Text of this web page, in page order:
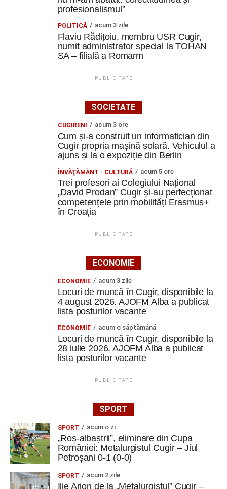
profesionalismul”
POLITICĂ acum 3 zile
Flaviu Rădițoiu, membru USR Cugir,
numit administrator special la TOHAN
SA – filială a Romarm
PUBLICITATE
SOCIETATE
CUGIRENI acum 3 ore
Cum și-a construit un informatician din
Cugir propria mașină solară. Vehiculul a
ajuns și la o expoziție din Berlin
ÎNVĂŢĂMÂNT - CULTURĂ acum 5 ore
Trei profesori ai Colegiului Național
„David Prodan” Cugir și-au perfecționat
competențele prin mobilități Erasmus+
în Croația
PUBLICITATE
ECONOMIE
ECONOMIE acum 3 zile
Locuri de muncă în Cugir, disponibile la
4 august 2026. AJOFM Alba a publicat
lista posturilor vacante
ECONOMIE acum o săptămână
Locuri de muncă în Cugir, disponibile la
28 iulie 2026. AJOFM Alba a publicat
lista posturilor vacante
PUBLICITATE
SPORT
SPORT acum o zi
„Roș-albaștrii”, eliminare din Cupa
României: Metalurgistul Cugir – Jiul
Petroșani 0-1 (0-0)
SPORT acum 2 zile
Ilie Arion de la „Metalurgistul” Cugir –